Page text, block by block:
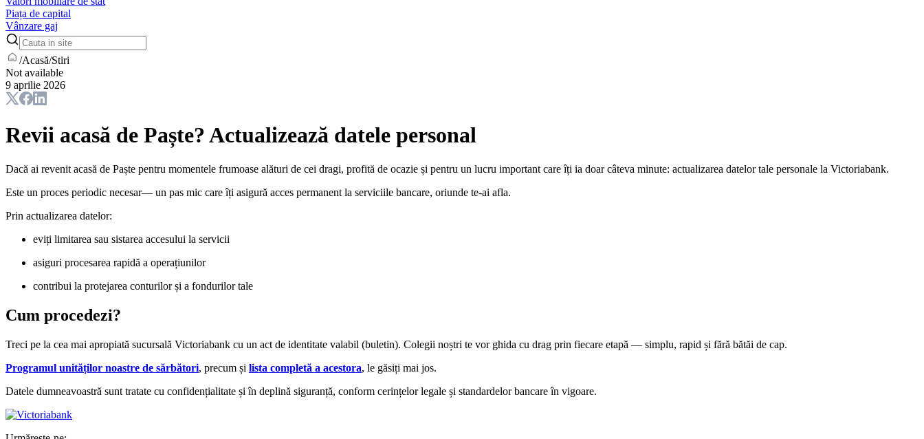
Piața de capital
Vânzare gaj
/Acasă/Stiri
Not available
9 aprilie 2026
Revii acasă de Paște? Actualizează datele personal
Dacă ai revenit acasă de Paște pentru momentele frumoase alături de cei dragi, profită de ocazie și pentru un lucru important care îți ia doar câteva minute: actualizarea datelor tale personale la Victoriabank.
Este un proces periodic necesar— un pas mic care îți asigură acces permanent la serviciile bancare, oriunde te-ai afla.
Prin actualizarea datelor:
eviți limitarea sau sistarea accesului la servicii
asiguri procesarea rapidă a operațiunilor
contribui la protejarea conturilor și a fondurilor tale
Cum procedezi?
Treci pe la cea mai apropiată sucursală Victoriabank cu un act de identitate valabil (buletin). Colegii noștri te vor ghida cu drag prin fiecare etapă — simplu, rapid și fără bătăi de cap.
Programul unităților noastre de sărbători, precum și lista completă a acestora, le găsiți mai jos.
Datele dumneavoastră sunt tratate cu confidențialitate și în deplină siguranță, conform cerințelor legale și standardelor bancare în vigoare.